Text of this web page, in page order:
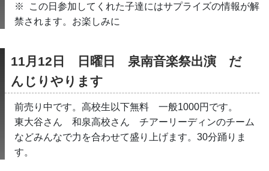
※  この日参加してくれた子達にはサプライズの情報が解
禁されます。お楽しみに
11月12日　日曜日　泉南音楽祭出演　だ
んじりやります
前売り中です。高校生以下無料　一般1000円です。
東大谷さん　和泉高校さん　チアーリーディンのチーム
などみんなで力を合わせて盛り上げます。30分踊りま
す。